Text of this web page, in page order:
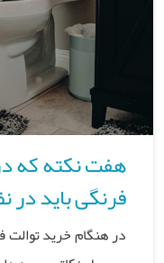
هفت نکته که
فرنگی باید در
در هنگام خرید توالت